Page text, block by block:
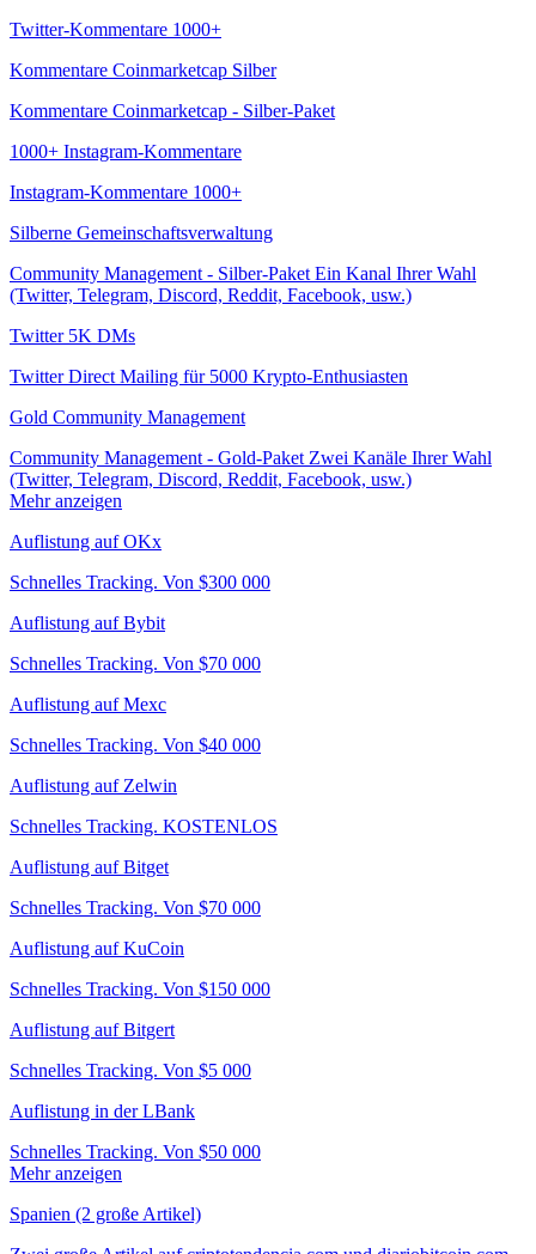
Twitter-Kommentare 1000+
Kommentare Coinmarketcap Silber
Kommentare Coinmarketcap - Silber-Paket
1000+ Instagram-Kommentare
Instagram-Kommentare 1000+
Silberne Gemeinschaftsverwaltung
Community Management - Silber-Paket Ein Kanal Ihrer Wahl
(Twitter, Telegram, Discord, Reddit, Facebook, usw.)
Twitter 5K DMs
Twitter Direct Mailing für 5000 Krypto-Enthusiasten
Gold Community Management
Community Management - Gold-Paket Zwei Kanäle Ihrer Wahl
(Twitter, Telegram, Discord, Reddit, Facebook, usw.)
Mehr anzeigen
Auflistung auf OKx
Schnelles Tracking. Von $300 000
Auflistung auf Bybit
Schnelles Tracking. Von $70 000
Auflistung auf Mexc
Schnelles Tracking. Von $40 000
Auflistung auf Zelwin
Schnelles Tracking. KOSTENLOS
Auflistung auf Bitget
Schnelles Tracking. Von $70 000
Auflistung auf KuCoin
Schnelles Tracking. Von $150 000
Auflistung auf Bitgert
Schnelles Tracking. Von $5 000
Auflistung in der LBank
Schnelles Tracking. Von $50 000
Mehr anzeigen
Spanien (2 große Artikel)